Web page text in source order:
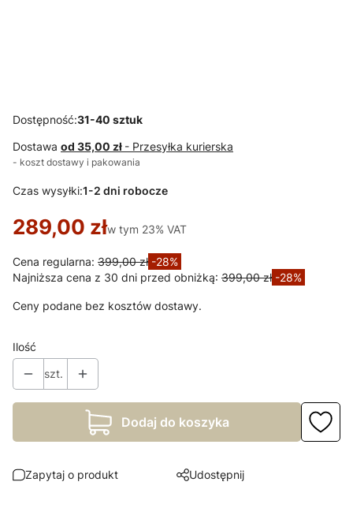
Dostępność:31-40 sztuk
Dostawa od 35,00 zł - Przesyłka kurierska
- koszt dostawy i pakowania
Czas wysyłki:1-2 dni robocze
289,00 złw tym 23% VAT
w tym 23% VAT
Cena regularna: 399,00 zł -28%
Najniższa cena z 30 dni przed obniżką: 399,00 zł -28%
Ceny podane bez kosztów dostawy.
Ilość
szt.
Dodaj do koszyka
Zapytaj o produkt Udostępnij